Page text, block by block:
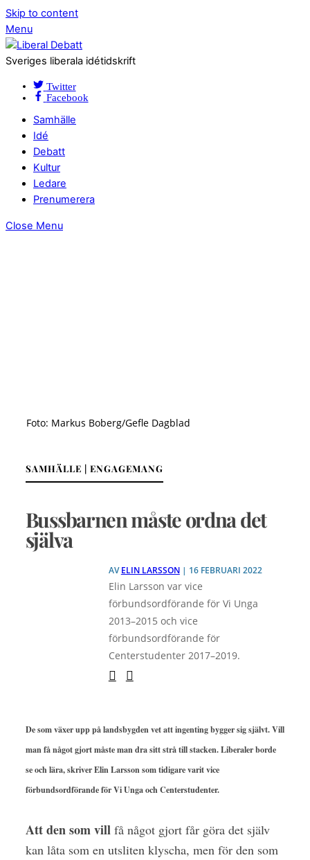
Skip to content
Menu
Sveriges liberala idétidskrift
Twitter
Facebook
Samhälle
Idé
Debatt
Kultur
Ledare
Prenumerera
Close Menu
Foto: Markus Boberg/Gefle Dagblad
SAMHÄLLE | ENGAGEMANG
Bussbarnen måste ordna det
själva
AVELIN LARSSON| 16 FEBRUARI 2022
Elin Larsson var vice
förbundsordförande för Vi Unga
2013–2015 och vice
förbundsordförande för
Centerstudenter 2017–2019.
De som växer upp på landsbygden vet att ingenting bygger sig självt. Vill
man få något gjort måste man dra sitt strå till stacken. Liberaler borde
se och lära, skriver Elin Larsson som tidigare varit vice
förbundsordförande för Vi Unga och Centerstudenter.
Att den som vill få något gjort får göra det själv
kan låta som en utsliten klyscha, men för den som